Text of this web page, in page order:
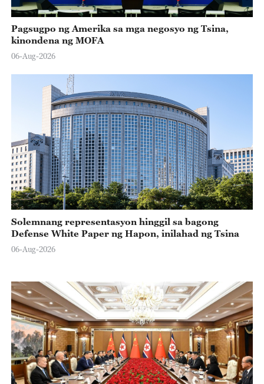
Pagsugpo ng Amerika sa mga negosyo ng Tsina,
kinondena ng MOFA
06-Aug-2026
Solemnang representasyon hinggil sa bagong
Defense White Paper ng Hapon, inilahad ng Tsina
06-Aug-2026